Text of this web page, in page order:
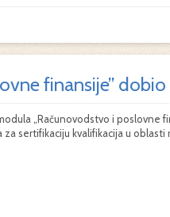
finansije”
„Računovodstvo i poslovne
sertifikaciju kvalifikacija u